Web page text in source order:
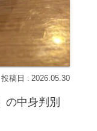
2026.05.30
の中身判別